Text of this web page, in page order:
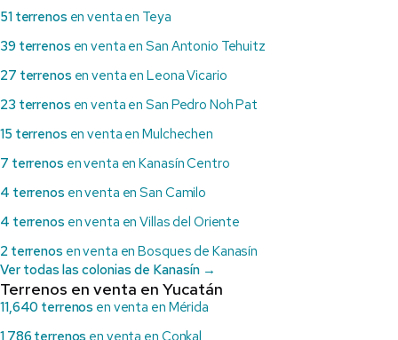
51 terrenos en venta en Teya
39 terrenos en venta en San Antonio Tehuitz
27 terrenos en venta en Leona Vicario
23 terrenos en venta en San Pedro Noh Pat
15 terrenos en venta en Mulchechen
7 terrenos en venta en Kanasín Centro
4 terrenos en venta en San Camilo
4 terrenos en venta en Villas del Oriente
2 terrenos en venta en Bosques de Kanasín
Ver todas las colonias de Kanasín →
Terrenos en venta en Yucatán
11,640 terrenos en venta en Mérida